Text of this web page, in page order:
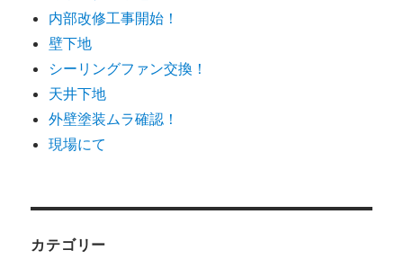
内部改修工事開始！
壁下地
シーリングファン交換！
天井下地
外壁塗装ムラ確認！
現場にて
カテゴリー